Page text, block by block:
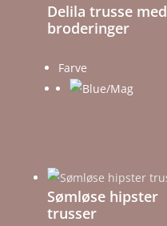
Delila trusse med
broderinger
Farve
Sømløse hipster
trusser